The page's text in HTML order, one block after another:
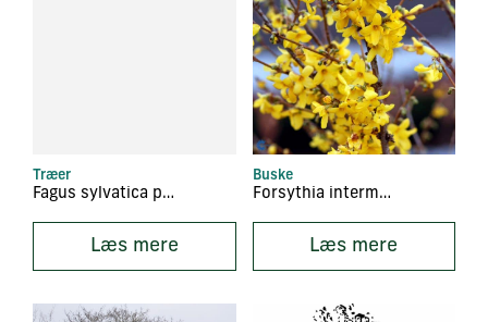
Træer
Fagus sylvatica purpurea
Læs mere
Buske
Forsythia intermedia ‘Lynwood’
Læs mere